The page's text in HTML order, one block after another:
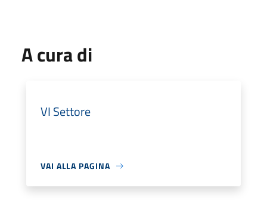
A cura di
VI Settore
VAI ALLA PAGINA